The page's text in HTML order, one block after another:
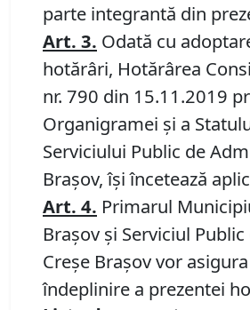
parte integrantă din
Art. 3. Odată cu
hotărâri, Hotărârea
nr. 790 din 15.11.2019
Organigramei și a
Serviciului Public de
Brașov, își încetează
Art. 4. Primarul
Brașov și Serviciul
Creșe Brașov vor
îndeplinire a prezentei